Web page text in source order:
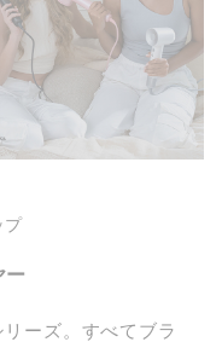
プ
ー
ーズ。すべてブラ